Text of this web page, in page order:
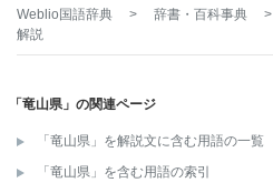
Weblio国語辞典 > 辞書・百科事典 >
解説
「竜山県」の関連ページ
「竜山県」を解説文に含む用語の一覧
「竜山県」を含む用語の索引